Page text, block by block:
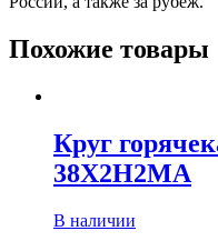
Похожие товары
Круг
38Х2Н2МА
В наличии